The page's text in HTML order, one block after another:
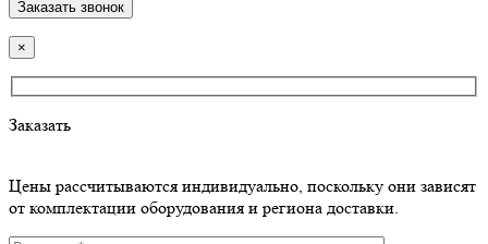
×
Заказать
Цены рассчитываются индивидуально, поскольку они зависят
от комплектации оборудования и региона доставки.